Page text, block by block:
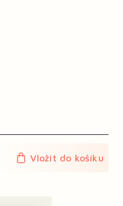
Vložit do košíku